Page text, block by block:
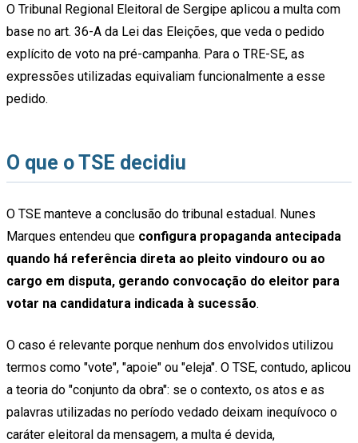
O Tribunal Regional Eleitoral de Sergipe aplicou a multa com
base no art. 36-A da Lei das Eleições, que veda o pedido
explícito de voto na pré-campanha. Para o TRE-SE, as
expressões utilizadas equivaliam funcionalmente a esse
pedido.
O que o TSE decidiu
O TSE manteve a conclusão do tribunal estadual. Nunes
Marques entendeu que configura propaganda antecipada
quando há referência direta ao pleito vindouro ou ao
cargo em disputa, gerando convocação do eleitor para
votar na candidatura indicada à sucessão.
O caso é relevante porque nenhum dos envolvidos utilizou
termos como "vote", "apoie" ou "eleja". O TSE, contudo, aplicou
a teoria do "conjunto da obra": se o contexto, os atos e as
palavras utilizadas no período vedado deixam inequívoco o
caráter eleitoral da mensagem, a multa é devida,